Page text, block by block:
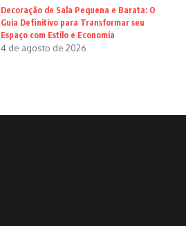
Decoração de Sala Pequena e Barata: O
Guia Definitivo para Transformar seu
Espaço com Estilo e Economia
4 de agosto de 2026